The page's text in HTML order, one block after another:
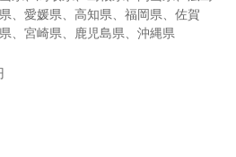
、愛媛県、高知県、福岡県、佐賀
、宮崎県、鹿児島県、沖縄県